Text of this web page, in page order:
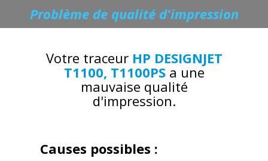
Problème de qualité d'impression
Votre traceur HP DESIGNJET
T1100, T1100PSa une
mauvaise qualité
d'impression.
Causes possibles :